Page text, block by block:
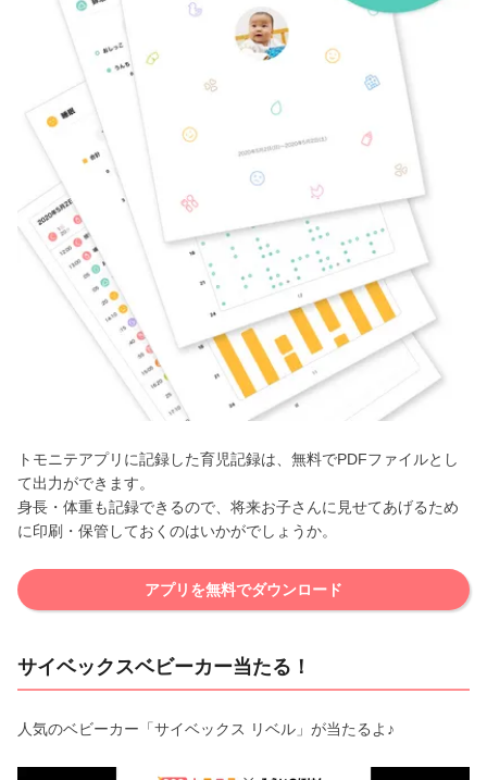
トモニテアプリに記録した育児記録は、無料でPDFファイルとし
て出力ができます。
身長・体重も記録できるので、将来お子さんに見せてあげるため
に印刷・保管しておくのはいかがでしょうか。
アプリを無料でダウンロード
サイベックスベビーカー当たる！
人気のベビーカー「サイベックス リベル」が当たるよ♪